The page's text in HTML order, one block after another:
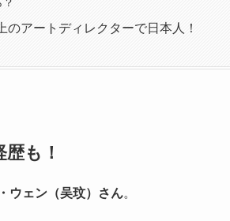
アートディレクターで日本人！
も！
ウェン（吴玟）さん。